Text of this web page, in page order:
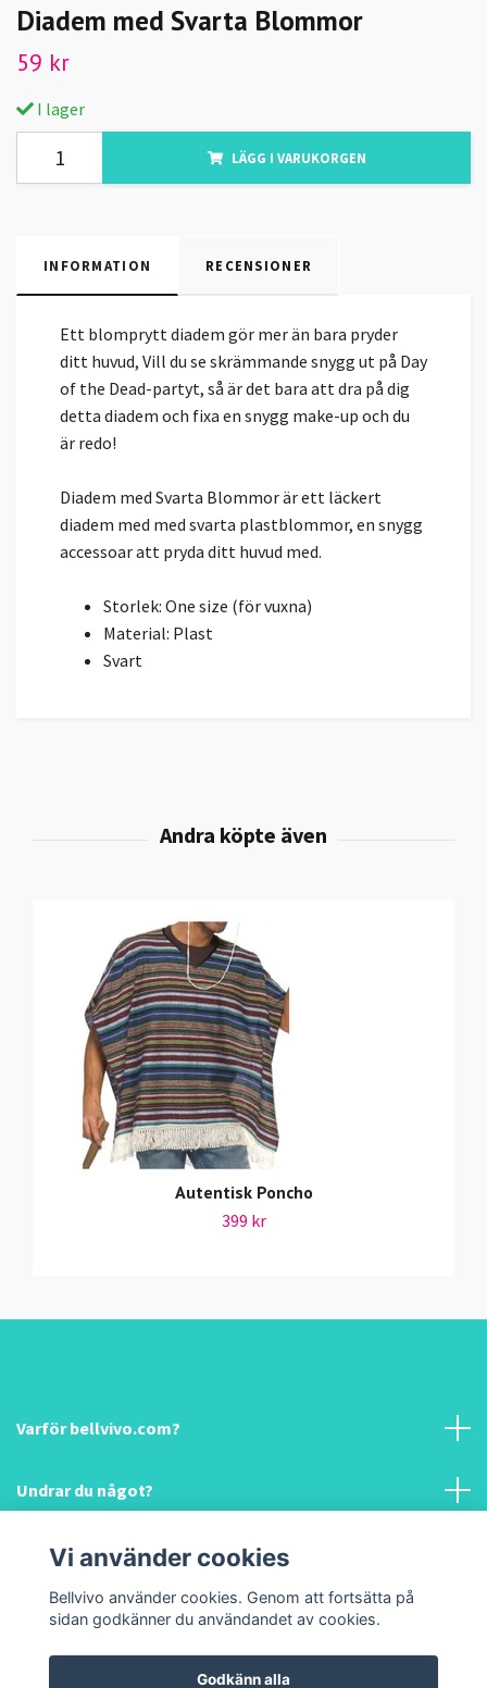
Diadem med Svarta Blommor
59 kr
I lager
LÄGG I VARUKORGEN
INFORMATION RECENSIONER
Ett blomprytt diadem gör mer än bara pryder
ditt huvud, Vill du se skrämmande snygg ut på Day
of the Dead-partyt, så är det bara att dra på dig
detta diadem och fixa en snygg make-up och du
är redo!
Diadem med Svarta Blommor är ett läckert
diadem med med svarta plastblommor, en snygg
accessoar att pryda ditt huvud med.
Storlek: One size (för vuxna)
Material: Plast
Svart
Autentisk Poncho
399 kr
Varför bellvivo.com?
Undrar du något?
Information & hjälp!
Sociala medier
Vi använder cookies
Bellvivo använder cookies. Genom att fortsätta på
sidan godkänner du användandet av cookies.
Godkänn alla